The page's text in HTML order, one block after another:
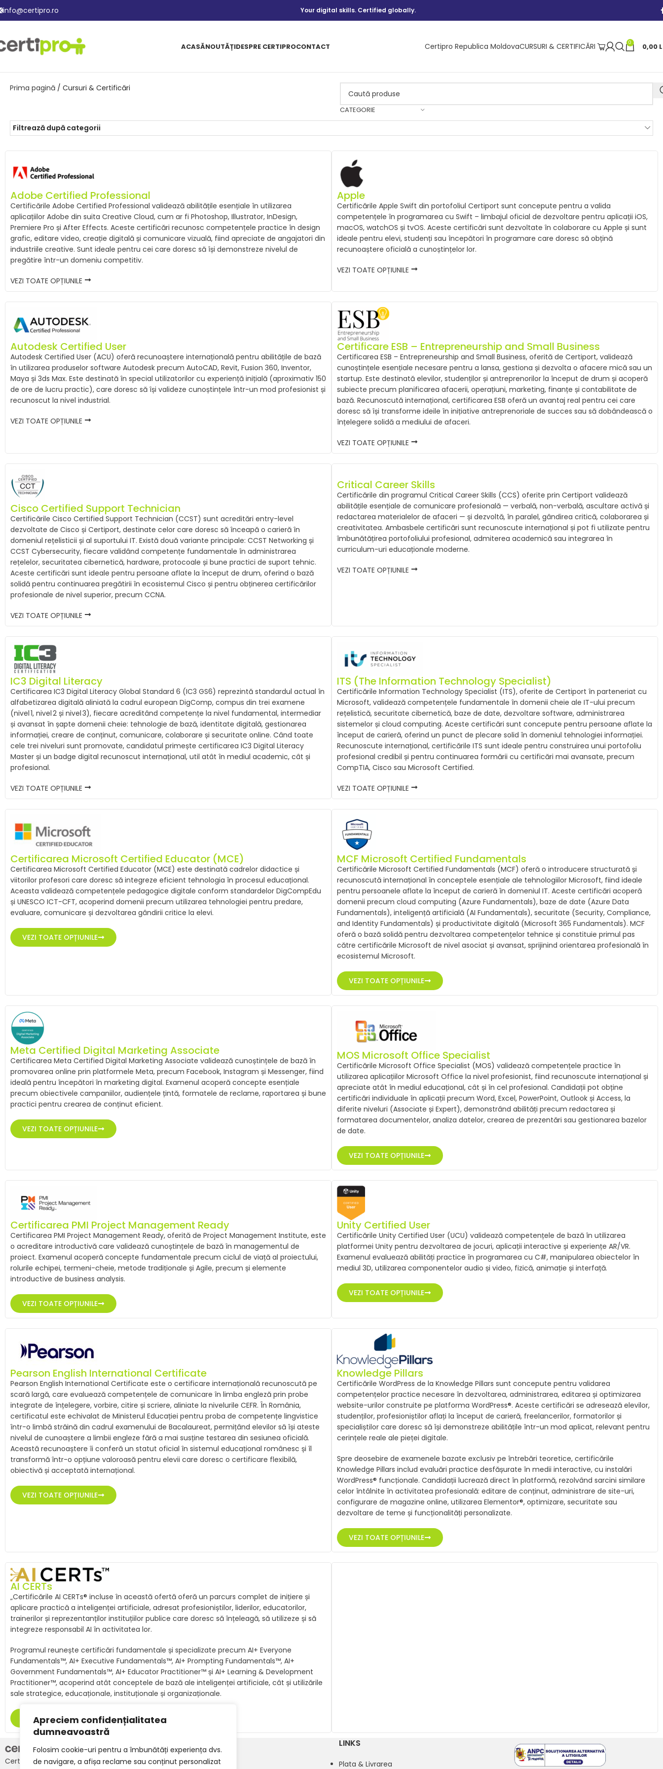
Apreciem confidențialitatea
dumneavoastră
Folosim cookie-uri pentru a îmbunătăți experiența dvs.
de navigare, a afișa reclame sau conținut personalizat
info@certipro.ro Your digital skills. Certified globally.
ACASĂNOUTĂȚIDESPRE CERTIPROCONTACT Certipro Republica MoldovaCURSURI & CERTIFICĂRI 0 0,00
Prima pagină / Cursuri & Certificări
CATEGORIE
Filtrează după categorii
Adobe Certified Professional
Certificările Adobe Certified Professional validează abilitățile esențiale în utilizarea
aplicațiilor Adobe din suita Creative Cloud, cum ar fi Photoshop, Illustrator, InDesign,
Premiere Pro și After Effects. Aceste certificări recunosc competențele practice în design
grafic, editare video, creație digitală și comunicare vizuală, fiind apreciate de angajatori din
industriile creative. Sunt ideale pentru cei care doresc să își demonstreze nivelul de
pregătire într-un domeniu competitiv.
VEZI TOATE OPȚIUNILE
Apple
Certificările Apple Swift din portofoliul Certiport sunt concepute pentru a valida
competențele în programarea cu Swift – limbajul oficial de dezvoltare pentru aplicații iOS,
macOS, watchOS și tvOS. Aceste certificări sunt dezvoltate în colaborare cu Apple și sunt
ideale pentru elevi, studenți sau începători în programare care doresc să obțină
recunoaștere oficială a cunoștințelor lor.
VEZI TOATE OPȚIUNILE
Autodesk Certified User
Autodesk Certified User (ACU) oferă recunoaștere internațională pentru abilitățile de bază
în utilizarea produselor software Autodesk precum AutoCAD, Revit, Fusion 360, Inventor,
Maya și 3ds Max. Este destinată în special utilizatorilor cu experiență inițială (aproximativ 150
de ore de lucru practic), care doresc să își valideze cunoștințele într-un mod profesionist și
recunoscut la nivel industrial.
VEZI TOATE OPȚIUNILE
Certificare ESB – Entrepreneurship and Small Business
Certificarea ESB – Entrepreneurship and Small Business, oferită de Certiport, validează
cunoștințele esențiale necesare pentru a lansa, gestiona și dezvolta o afacere mică sau un
startup. Este destinată elevilor, studenților și antreprenorilor la început de drum și acoperă
subiecte precum planificarea afacerii, operațiuni, marketing, finanțe și contabilitate de
bază. Recunoscută internațional, certificarea ESB oferă un avantaj real pentru cei care
doresc să își transforme ideile în inițiative antreprenoriale de succes sau să dobândească o
înțelegere solidă a mediului de afaceri.
VEZI TOATE OPȚIUNILE
Cisco Certified Support Technician
Certificările Cisco Certified Support Technician (CCST) sunt acreditări entry-level
dezvoltate de Cisco și Certiport, destinate celor care doresc să înceapă o carieră în
domeniul rețelisticii și al suportului IT. Există două variante principale: CCST Networking și
CCST Cybersecurity, fiecare validând competențe fundamentale în administrarea
rețelelor, securitatea cibernetică, hardware, protocoale și bune practici de suport tehnic.
Aceste certificări sunt ideale pentru persoane aflate la început de drum, oferind o bază
solidă pentru continuarea pregătirii în ecosistemul Cisco și pentru obținerea certificărilor
profesionale de nivel superior, precum CCNA.
VEZI TOATE OPȚIUNILE
Critical Career Skills
Certificările din programul Critical Career Skills (CCS) oferite prin Certiport validează
abilitățile esențiale de comunicare profesională — verbală, non-verbală, ascultare activă și
redactarea materialelor de afaceri — și dezvoltă, în paralel, gândirea critică, colaborarea și
creativitatea. Ambasbele certificări sunt recunoscute internațional și pot fi utilizate pentru
îmbunătățirea portofoliului profesional, admiterea academică sau integrarea în
curriculum-uri educaționale moderne.
VEZI TOATE OPȚIUNILE
IC3 Digital Literacy
Certificarea IC3 Digital Literacy Global Standard 6 (IC3 GS6) reprezintă standardul actual în
alfabetizarea digitală aliniată la cadrul european DigComp, compus din trei examene
(nivel 1, nivel 2 și nivel 3), fiecare acreditând competențe la nivel fundamental, intermediar
și avansat în șapte domenii cheie: tehnologie de bază, identitate digitală, gestionarea
informației, creare de conținut, comunicare, colaborare și securitate online. Când toate
cele trei niveluri sunt promovate, candidatul primește certificarea IC3 Digital Literacy
Master și un badge digital recunoscut internațional, util atât în mediul academic, cât și
profesional.
VEZI TOATE OPȚIUNILE
ITS (The Information Technology Specialist)
Certificările Information Technology Specialist (ITS), oferite de Certiport în parteneriat cu
Microsoft, validează competențele fundamentale în domenii cheie ale IT-ului precum
rețelistică, securitate cibernetică, baze de date, dezvoltare software, administrarea
sistemelor și cloud computing. Aceste certificări sunt concepute pentru persoane aflate la
început de carieră, oferind un punct de plecare solid în domeniul tehnologiei informației.
Recunoscute internațional, certificările ITS sunt ideale pentru construirea unui portofoliu
profesional credibil și pentru continuarea formării cu certificări mai avansate, precum
CompTIA, Cisco sau Microsoft Certified.
VEZI TOATE OPȚIUNILE
Certificarea Microsoft Certified Educator (MCE)
Certificarea Microsoft Certified Educator (MCE) este destinată cadrelor didactice și
viitorilor profesori care doresc să integreze eficient tehnologia în procesul educațional.
Aceasta validează competențele pedagogice digitale conform standardelor DigCompEdu
și UNESCO ICT-CFT, acoperind domenii precum utilizarea tehnologiei pentru predare,
evaluare, comunicare și dezvoltarea gândirii critice la elevi.
VEZI TOATE OPȚIUNILE
MCF Microsoft Certified Fundamentals
Certificările Microsoft Certified Fundamentals (MCF) oferă o introducere structurată și
recunoscută internațional în conceptele esențiale ale tehnologiilor Microsoft, fiind ideale
pentru persoanele aflate la început de carieră în domeniul IT. Aceste certificări acoperă
domenii precum cloud computing (Azure Fundamentals), baze de date (Azure Data
Fundamentals), inteligență artificială (AI Fundamentals), securitate (Security, Compliance,
and Identity Fundamentals) și productivitate digitală (Microsoft 365 Fundamentals). MCF
oferă o bază solidă pentru dezvoltarea competențelor tehnice și constituie primul pas
către certificările Microsoft de nivel asociat și avansat, sprijinind orientarea profesională în
ecosistemul Microsoft.
VEZI TOATE OPȚIUNILE
Meta Certified Digital Marketing Associate
Certificarea Meta Certified Digital Marketing Associate validează cunoștințele de bază în
promovarea online prin platformele Meta, precum Facebook, Instagram și Messenger, fiind
ideală pentru începători în marketing digital. Examenul acoperă concepte esențiale
precum obiectivele campaniilor, audiențele țintă, formatele de reclame, raportarea și bune
practici pentru crearea de conținut eficient.
VEZI TOATE OPȚIUNILE
MOS Microsoft Office Specialist
Certificările Microsoft Office Specialist (MOS) validează competențele practice în
utilizarea aplicațiilor Microsoft Office la nivel profesionist, fiind recunoscute internațional și
apreciate atât în mediul educațional, cât și în cel profesional. Candidații pot obține
certificări individuale în aplicații precum Word, Excel, PowerPoint, Outlook și Access, la
diferite niveluri (Associate și Expert), demonstrând abilități precum redactarea și
formatarea documentelor, analiza datelor, crearea de prezentări sau gestionarea bazelor
de date.
VEZI TOATE OPȚIUNILE
Certificarea PMI Project Management Ready
Certificarea PMI Project Management Ready, oferită de Project Management Institute, este
o acreditare introductivă care validează cunoștințele de bază în managementul de
proiect. Examenul acoperă concepte fundamentale precum ciclul de viață al proiectului,
rolurile echipei, termeni-cheie, metode tradiționale și Agile, precum și elemente
introductive de business analysis.
VEZI TOATE OPȚIUNILE
Unity Certified User
Certificările Unity Certified User (UCU) validează competențele de bază în utilizarea
platformei Unity pentru dezvoltarea de jocuri, aplicații interactive și experiențe AR/VR.
Examenul evaluează abilități practice în programarea cu C#, manipularea obiectelor în
mediul 3D, utilizarea componentelor audio și video, fizică, animație și interfață.
VEZI TOATE OPȚIUNILE
Pearson English International Certificate
Pearson English International Certificate este o certificare internațională recunoscută pe
scară largă, care evaluează competențele de comunicare în limba engleză prin probe
integrate de înțelegere, vorbire, citire și scriere, aliniate la nivelurile CEFR. În România,
certificatul este echivalat de Ministerul Educației pentru proba de competențe lingvistice
într-o limbă străină din cadrul examenului de Bacalaureat, permițând elevilor să își ateste
nivelul de cunoaștere a limbii engleze fără a mai susține testarea din sesiunea oficială.
Această recunoaștere îi conferă un statut oficial în sistemul educațional românesc și îl
transformă într-o opțiune valoroasă pentru elevii care doresc o certificare flexibilă,
obiectivă și acceptată internațional.
VEZI TOATE OPȚIUNILE
Knowledge Pillars
Certificările WordPress de la Knowledge Pillars sunt concepute pentru validarea
competențelor practice necesare în dezvoltarea, administrarea, editarea și optimizarea
website-urilor construite pe platforma WordPress®. Aceste certificări se adresează elevilor,
studenților, profesioniștilor aflați la început de carieră, freelancerilor, formatorilor și
specialiștilor care doresc să își demonstreze abilitățile într-un mod aplicat, relevant pentru
cerințele reale ale pieței digitale.
Spre deosebire de examenele bazate exclusiv pe întrebări teoretice, certificările
Knowledge Pillars includ evaluări practice desfășurate în medii interactive, cu instalări
WordPress® funcționale. Candidații lucrează direct în platformă, rezolvând sarcini similare
celor întâlnite în activitatea profesională: editare de conținut, administrare de site-uri,
configurare de magazine online, utilizarea Elementor®, optimizare, securitate sau
dezvoltare de teme și funcționalități personalizate.
VEZI TOATE OPȚIUNILE
AI CERTs
„Certificările AI CERTs® incluse în această ofertă oferă un parcurs complet de inițiere și
aplicare practică a inteligenței artificiale, adresat profesioniștilor, liderilor, educatorilor,
trainerilor și reprezentanților instituțiilor publice care doresc să înțeleagă, să utilizeze și să
integreze responsabil AI în activitatea lor.
Programul reunește certificări fundamentale și specializate precum AI+ Everyone
Fundamentals™, AI+ Executive Fundamentals™, AI+ Prompting Fundamentals™, AI+
Government Fundamentals™, AI+ Educator Practitioner™ și AI+ Learning & Development
Practitioner™, acoperind atât conceptele de bază ale inteligenței artificiale, cât și utilizările
sale strategice, educaționale, instituționale și organizaționale.
VEZI TOATE OPȚIUNILE
Certipro Education este unicul distribuitor
Despre Certipro
LINKS
Plata & Livrarea